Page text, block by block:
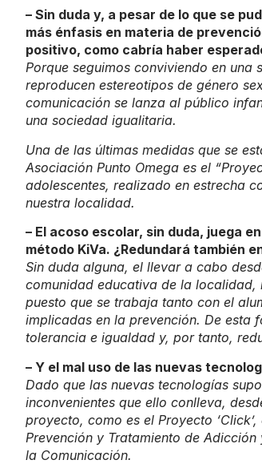
– Sin duda y, a pesar de lo que se
más énfasis en materia de
positivo, como cabría haber
Porque seguimos conviviendo en
reproducen estereotipos de género
comunicación se lanza al público
una sociedad igualitaria.
Una de las últimas medidas que se
Asociación Punto Omega es el
adolescentes, realizado en estrecha
nuestra localidad.
– El acoso escolar, sin duda, juega
método KiVa. ¿Redundará también
Sin duda alguna, el llevar a cabo
comunidad educativa de la localidad,
puesto que se trabaja tanto con el
implicadas en la prevención. De esta
tolerancia e igualdad y, por tanto,
– Y el mal uso de las nuevas
Dado que las nuevas tecnologías
inconvenientes que ello conlleva,
proyecto, como es el Proyecto
Prevención y Tratamiento de
la Comunicación.